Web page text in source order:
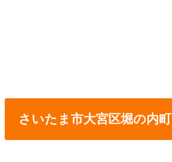
さいたま市大宮区堀の内町